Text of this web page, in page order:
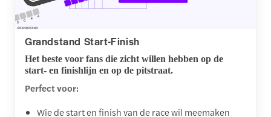
Grandstand Start-Finish
Het beste voor fans die zicht willen hebben op de
start- en finishlijn en op de pitstraat.
Perfect voor:
Wie de start en finish van de race wil meemaken